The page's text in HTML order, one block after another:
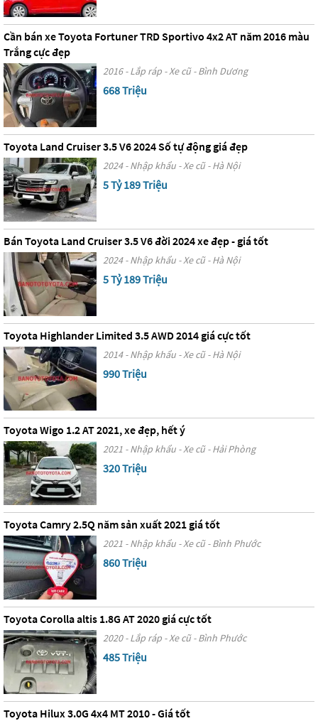
Cần bán xe Toyota Fortuner TRD Sportivo 4x2 AT năm 2016 màu
Trắng cực đẹp
2016 - Lắp ráp - Xe cũ - Bình Dương
668 Triệu
Toyota Land Cruiser 3.5 V6 2024 Số tự động giá đẹp
2024 - Nhập khẩu - Xe cũ - Hà Nội
5 Tỷ 189 Triệu
Bán Toyota Land Cruiser 3.5 V6 đời 2024 xe đẹp - giá tốt
2024 - Nhập khẩu - Xe cũ - Hà Nội
5 Tỷ 189 Triệu
Toyota Highlander Limited 3.5 AWD 2014 giá cực tốt
2014 - Nhập khẩu - Xe cũ - Hà Nội
990 Triệu
Toyota Wigo 1.2 AT 2021, xe đẹp, hết ý
2021 - Nhập khẩu - Xe cũ - Hải Phòng
320 Triệu
Toyota Camry 2.5Q năm sản xuất 2021 giá tốt
2021 - Nhập khẩu - Xe cũ - Bình Phước
860 Triệu
Toyota Corolla altis 1.8G AT 2020 giá cực tốt
2020 - Lắp ráp - Xe cũ - Bình Phước
485 Triệu
Toyota Hilux 3.0G 4x4 MT 2010 - Giá tốt